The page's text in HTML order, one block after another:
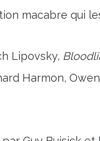
macabre qui
Lipovsky,
Harmon,